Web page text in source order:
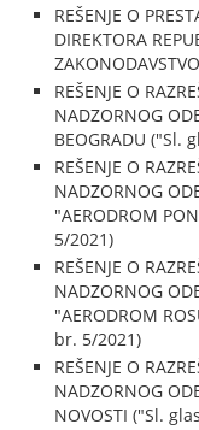
REŠENJE O
DIREKTORA
REŠENJE O
NADZORNOG
BEOGRADU ("Sl.
REŠENJE O
NADZORNOG
"AERODROM
5/2021)
REŠENJE O
NADZORNOG
"AERODROM
br. 5/2021)
REŠENJE O
NADZORNOG
NOVOSTI ("Sl.